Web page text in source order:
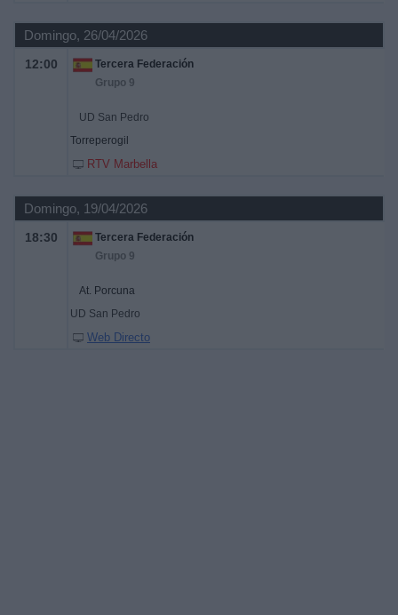
Domingo, 26/04/2026
12:00
Tercera Federación
Grupo 9
UD San Pedro
Torreperogil
RTV Marbella
Domingo, 19/04/2026
18:30
Tercera Federación
Grupo 9
At. Porcuna
UD San Pedro
Web Directo